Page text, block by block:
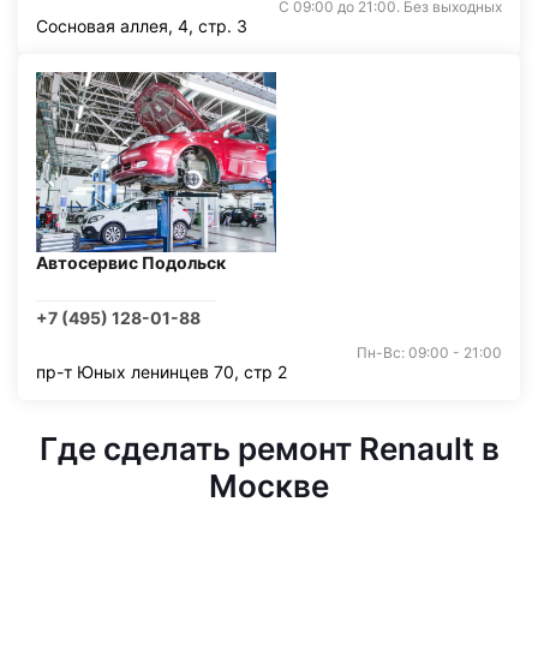
С 09:00 до 21:00. Без выходных
Сосновая аллея, 4, стр. 3
Автосервис Подольск
+7 (495) 128-01-88
Пн-Вс: 09:00 - 21:00
пр-т Юных ленинцев 70, стр 2
Где сделать ремонт Renault в
Москве